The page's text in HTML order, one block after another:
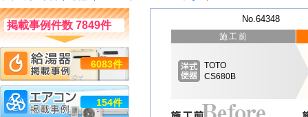
No.64348
施工前
TOTO
CS680B
掲載事例件数 7849件
6083件
154件